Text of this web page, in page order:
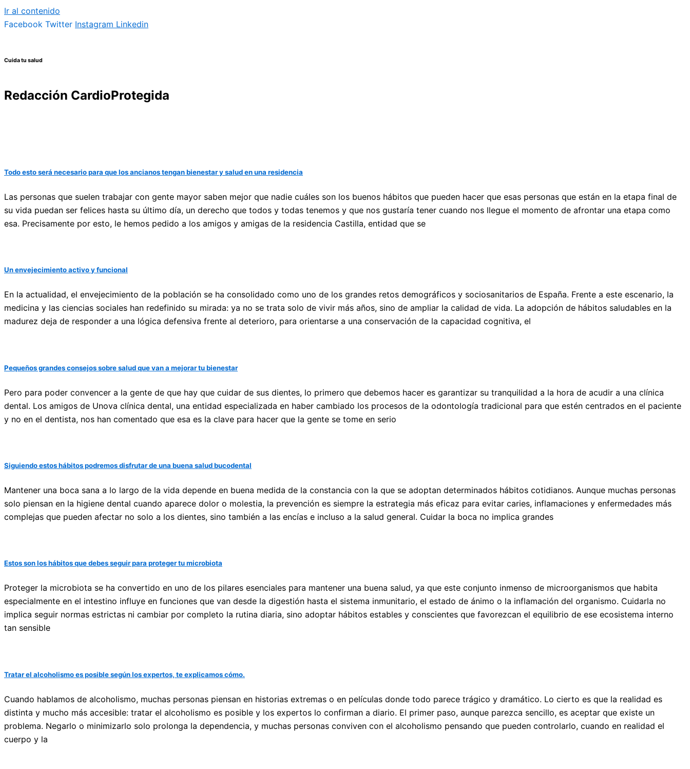
Ir al contenido
Facebook Twitter Instagram Linkedin
Cuida tu salud
Redacción CardioProtegida
Todo esto será necesario para que los ancianos tengan bienestar y salud en una residencia
Las personas que suelen trabajar con gente mayor saben mejor que nadie cuáles son los buenos hábitos que pueden hacer que esas personas que están en la etapa final de
su vida puedan ser felices hasta su último día, un derecho que todos y todas tenemos y que nos gustaría tener cuando nos llegue el momento de afrontar una etapa como
esa. Precisamente por esto, le hemos pedido a los amigos y amigas de la residencia Castilla, entidad que se
Un envejecimiento activo y funcional
En la actualidad, el envejecimiento de la población se ha consolidado como uno de los grandes retos demográficos y sociosanitarios de España. Frente a este escenario, la
medicina y las ciencias sociales han redefinido su mirada: ya no se trata solo de vivir más años, sino de ampliar la calidad de vida. La adopción de hábitos saludables en la
madurez deja de responder a una lógica defensiva frente al deterioro, para orientarse a una conservación de la capacidad cognitiva, el
Pequeños grandes consejos sobre salud que van a mejorar tu bienestar
Pero para poder convencer a la gente de que hay que cuidar de sus dientes, lo primero que debemos hacer es garantizar su tranquilidad a la hora de acudir a una clínica
dental. Los amigos de Unova clínica dental, una entidad especializada en haber cambiado los procesos de la odontología tradicional para que estén centrados en el paciente
y no en el dentista, nos han comentado que esa es la clave para hacer que la gente se tome en serio
Siguiendo estos hábitos podremos disfrutar de una buena salud bucodental
Mantener una boca sana a lo largo de la vida depende en buena medida de la constancia con la que se adoptan determinados hábitos cotidianos. Aunque muchas personas
solo piensan en la higiene dental cuando aparece dolor o molestia, la prevención es siempre la estrategia más eficaz para evitar caries, inflamaciones y enfermedades más
complejas que pueden afectar no solo a los dientes, sino también a las encías e incluso a la salud general. Cuidar la boca no implica grandes
Estos son los hábitos que debes seguir para proteger tu microbiota
Proteger la microbiota se ha convertido en uno de los pilares esenciales para mantener una buena salud, ya que este conjunto inmenso de microorganismos que habita
especialmente en el intestino influye en funciones que van desde la digestión hasta el sistema inmunitario, el estado de ánimo o la inflamación del organismo. Cuidarla no
implica seguir normas estrictas ni cambiar por completo la rutina diaria, sino adoptar hábitos estables y conscientes que favorezcan el equilibrio de ese ecosistema interno
tan sensible
Tratar el alcoholismo es posible según los expertos, te explicamos cómo.
Cuando hablamos de alcoholismo, muchas personas piensan en historias extremas o en películas donde todo parece trágico y dramático. Lo cierto es que la realidad es
distinta y mucho más accesible: tratar el alcoholismo es posible y los expertos lo confirman a diario. El primer paso, aunque parezca sencillo, es aceptar que existe un
problema. Negarlo o minimizarlo solo prolonga la dependencia, y muchas personas conviven con el alcoholismo pensando que pueden controlarlo, cuando en realidad el
cuerpo y la